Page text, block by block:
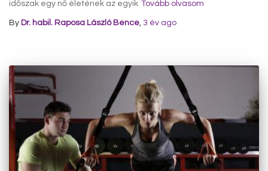
időszak egy nő életének az egyik Tovább olvasom
By Dr. habil. Raposa László Bence, 3 év ago